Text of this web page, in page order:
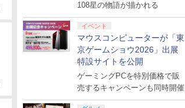
108星の物語が描かれる
イベント
マウスコンピューターが「東
京ゲームショウ2026」出展
特設サイトを公開
ゲーミングPCを特別価格で販
売するキャンペーンも同時開催